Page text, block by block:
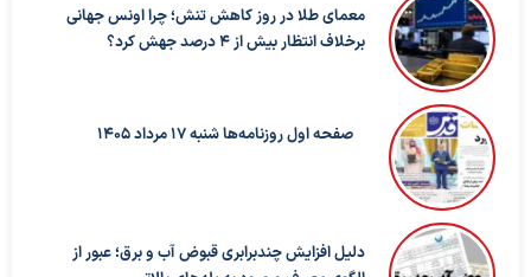
معمای طلا در روز کاهش تنش؛ چرا اونس جهانی
برخلاف انتظار بیش از ۴ درصد جهش کرد؟
صفحه اول روزنامه‌ها شنبه 17 مرداد 1405
دلیل افزایش چندبرابری قبوض آب و برق؛ عبور از